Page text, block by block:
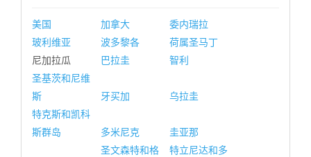
美国 加拿大
委内瑞拉
玻利维亚
波多黎各
荷属圣马丁
尼加拉瓜
巴拉圭
智利
圣基茨和尼维
斯
牙买加
乌拉圭
特克斯和凯科
斯群岛
多米尼克 圭亚那
圣文森特和格
特立尼达和多